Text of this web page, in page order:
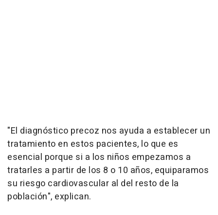
"El diagnóstico precoz nos ayuda a establecer un
tratamiento en estos pacientes, lo que es
esencial porque si a los niños empezamos a
tratarles a partir de los 8 o 10 años, equiparamos
su riesgo cardiovascular al del resto de la
población", explican.